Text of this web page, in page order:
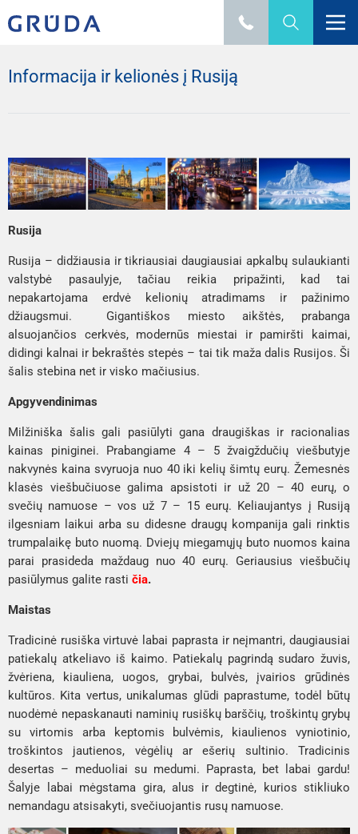
Informacija ir kelionės į Rusiją
Rusija
Rusija – didžiausia ir tikriausiai daugiausiai apkalbų sulaukianti
valstybė pasaulyje, tačiau reikia pripažinti, kad tai
nepakartojama erdvė kelionių atradimams ir pažinimo
džiaugsmui. Gigantiškos miesto aikštės, prabanga
alsuojančios cerkvės, modernūs miestai ir pamiršti kaimai,
didingi kalnai ir bekraštės stepės – tai tik maža dalis Rusijos. Ši
šalis stebina net ir visko mačiusius.
Apgyvendinimas
Milžiniška šalis gali pasiūlyti gana draugiškas ir racionalias
kainas piniginei. Prabangiame 4 – 5 žvaigždučių viešbutyje
nakvynės kaina svyruoja nuo 40 iki kelių šimtų eurų. Žemesnės
klasės viešbučiuose galima apsistoti ir už 20 – 40 eurų, o
svečių namuose – vos už 7 – 15 eurų. Keliaujantys į Rusiją
ilgesniam laikui arba su didesne draugų kompanija gali rinktis
trumpalaikę buto nuomą. Dviejų miegamųjų buto nuomos kaina
parai prasideda maždaug nuo 40 eurų. Geriausius viešbučių
pasiūlymus galite rasti čia.
Maistas
Tradicinė rusiška virtuvė labai paprasta ir neįmantri, daugiausiai
patiekalų atkeliavo iš kaimo. Patiekalų pagrindą sudaro žuvis,
žvėriena, kiauliena, uogos, grybai, bulvės, įvairios grūdinės
kultūros. Kita vertus, unikalumas glūdi paprastume, todėl būtų
nuodėmė nepaskanauti naminių rusiškų barščių, troškintų grybų
su virtomis arba keptomis bulvėmis, kiaulienos vyniotinio,
troškintos jautienos, vėgėlių ar ešerių sultinio. Tradicinis
desertas – meduoliai su medumi. Paprasta, bet labai gardu!
Šalyje labai mėgstama gira, alus ir degtinė, kurios stikliuko
nemandagu atsisakyti, svečiuojantis rusų namuose.